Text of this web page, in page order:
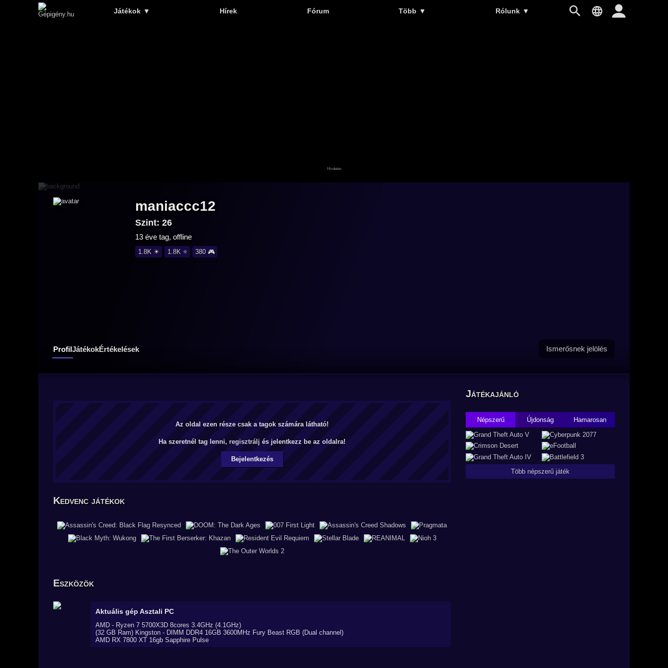
Játékok ▼ Hírek Fórum Több ▼ Rólunk ▼
maniaccc12
Szint: 26
13 éve tag, offline
1.8K ☀ 1.8K ⭐ 380 🎮
ProfilJátékokÉrtékelések Ismerősnek jelölés
Az oldal ezen része csak a tagok számára látható!
Ha szeretnél tag lenni, regisztrálj és jelentkezz be az oldalra!
Bejelentkezés
Kedvenc játékok
Eszközök
Aktuális gép Asztali PC
AMD - Ryzen 7 5700X3D 8cores 3.4GHz (4.1GHz)
(32 GB Ram) Kingston - DIMM DDR4 16GB 3600MHz Fury Beast RGB (Dual channel)
AMD RX 7800 XT 16gb Sapphire Pulse
Játékajánló
Népszerű Újdonság Hamarosan
Több népszerű játék